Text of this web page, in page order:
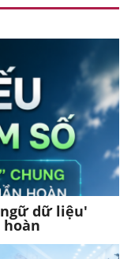
ngữ dữ liệu'